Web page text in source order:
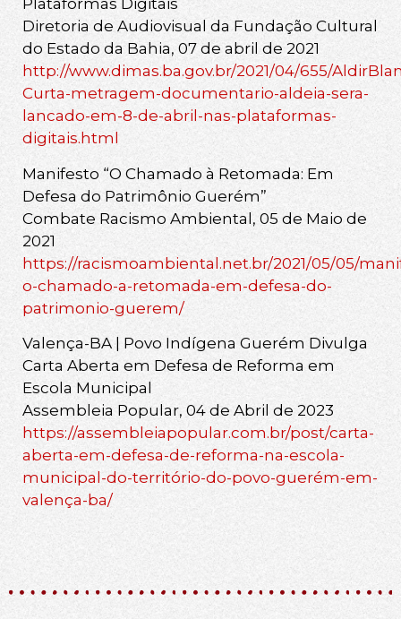
Plataformas Digitais
Diretoria de Audiovisual da Fundação Cultural
do Estado da Bahia, 07 de abril de 2021
http://www.dimas.ba.gov.br/2021/04/655/
Curta-metragem-documentario-aldeia-sera-
lancado-em-8-de-abril-nas-plataformas-
digitais.html
Manifesto “O Chamado à Retomada: Em
Defesa do Patrimônio Guerém”
Combate Racismo Ambiental, 05 de Maio de
2021
https://racismoambiental.net.br/2021/05/05/
o-chamado-a-retomada-em-defesa-do-
patrimonio-guerem/
Valença-BA | Povo Indígena Guerém Divulga
Carta Aberta em Defesa de Reforma em
Escola Municipal
Assembleia Popular, 04 de Abril de 2023
https://assembleiapopular.com.br/post/carta-
aberta-em-defesa-de-reforma-na-escola-
municipal-do-território-do-povo-guerém-em-
valença-ba/